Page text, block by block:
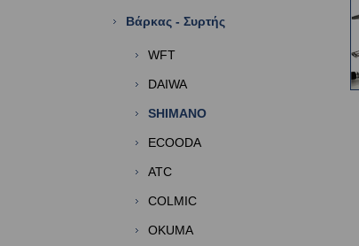
Βάρκας - Συρτής
WFT
DAIWA
SHIMANO
ECOODA
ATC
COLMIC
OKUMA